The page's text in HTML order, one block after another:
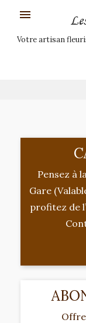

Votre artisan
Pensez à
Gare
profitez de